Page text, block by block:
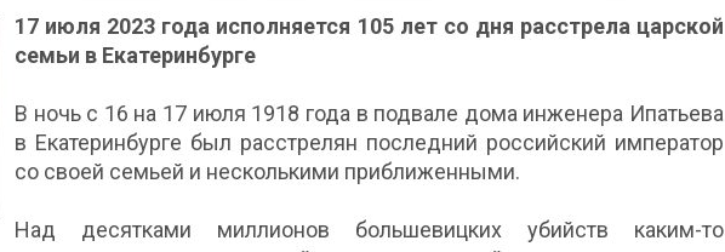
17 июля 2023 года исполняется 105 лет со дня расстрела царской
семьи в Екатеринбурге
В ночь с 16 на 17 июля 1918 года в подвале дома инженера Ипатьева
в Екатеринбурге был расстрелян последний российский император
со своей семьей и несколькими приближенными.
Над десятками миллионов большевицких убийств каким-то